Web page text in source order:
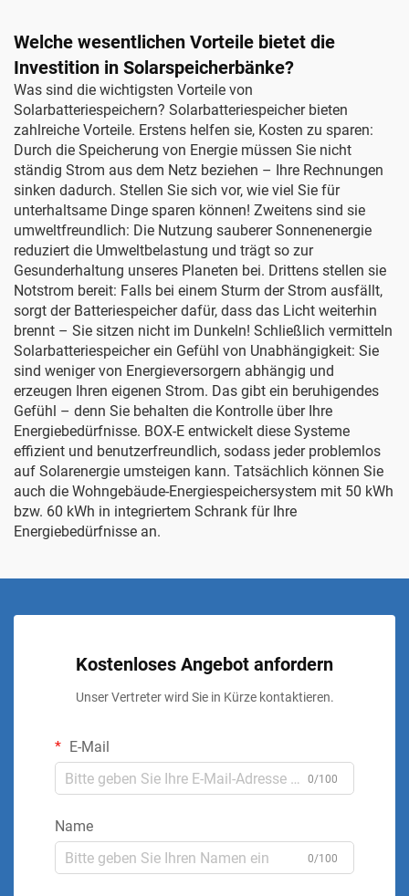
Welche wesentlichen Vorteile bietet die
Investition in Solarspeicherbänke?
Was sind die wichtigsten Vorteile von
Solarbatteriespeichern? Solarbatteriespeicher bieten
zahlreiche Vorteile. Erstens helfen sie, Kosten zu sparen:
Durch die Speicherung von Energie müssen Sie nicht
ständig Strom aus dem Netz beziehen – Ihre Rechnungen
sinken dadurch. Stellen Sie sich vor, wie viel Sie für
unterhaltsame Dinge sparen können! Zweitens sind sie
umweltfreundlich: Die Nutzung sauberer Sonnenenergie
reduziert die Umweltbelastung und trägt so zur
Gesunderhaltung unseres Planeten bei. Drittens stellen sie
Notstrom bereit: Falls bei einem Sturm der Strom ausfällt,
sorgt der Batteriespeicher dafür, dass das Licht weiterhin
brennt – Sie sitzen nicht im Dunkeln! Schließlich vermitteln
Solarbatteriespeicher ein Gefühl von Unabhängigkeit: Sie
sind weniger von Energieversorgern abhängig und
erzeugen Ihren eigenen Strom. Das gibt ein beruhigendes
Gefühl – denn Sie behalten die Kontrolle über Ihre
Energiebedürfnisse. BOX-E entwickelt diese Systeme
effizient und benutzerfreundlich, sodass jeder problemlos
auf Solarenergie umsteigen kann. Tatsächlich können Sie
auch die Wohngebäude-Energiespeichersystem mit 50 kWh
bzw. 60 kWh in integriertem Schrank für Ihre
Energiebedürfnisse an.
Kostenloses Angebot anfordern
Unser Vertreter wird Sie in Kürze kontaktieren.
E-Mail
0/100
Name
0/100